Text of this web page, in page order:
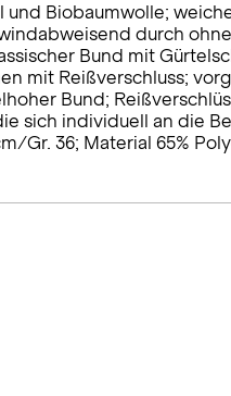
Biobaumwolle;
durch
Bund mit
mit Reißverschluss;
Bund;
sich individuell an die
Gr. 36; Material 65%